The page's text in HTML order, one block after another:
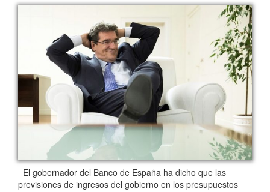
El gobernador del Banco de España ha dicho que las
previsiones de ingresos del gobierno en los presupuestos